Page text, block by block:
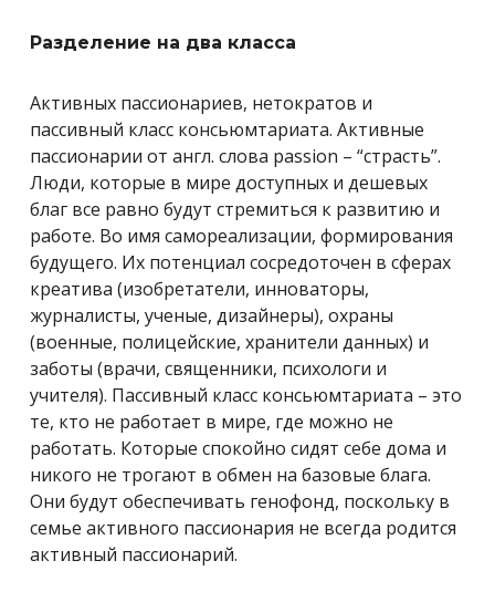
Разделение на два класса
Активных пассионариев, нетократов и
пассивный класс консьюмтариата. Активные
пассионарии от англ. слова passion – “страсть”.
Люди, которые в мире доступных и дешевых
благ все равно будут стремиться к развитию и
работе. Во имя самореализации, формирования
будущего. Их потенциал сосредоточен в сферах
креатива (изобретатели, инноваторы,
журналисты, ученые, дизайнеры), охраны
(военные, полицейские, хранители данных) и
заботы (врачи, священники, психологи и
учителя). Пассивный класс консьюмтариата – это
те, кто не работает в мире, где можно не
работать. Которые спокойно сидят себе дома и
никого не трогают в обмен на базовые блага.
Они будут обеспечивать генофонд, поскольку в
семье активного пассионария не всегда родится
активный пассионарий.